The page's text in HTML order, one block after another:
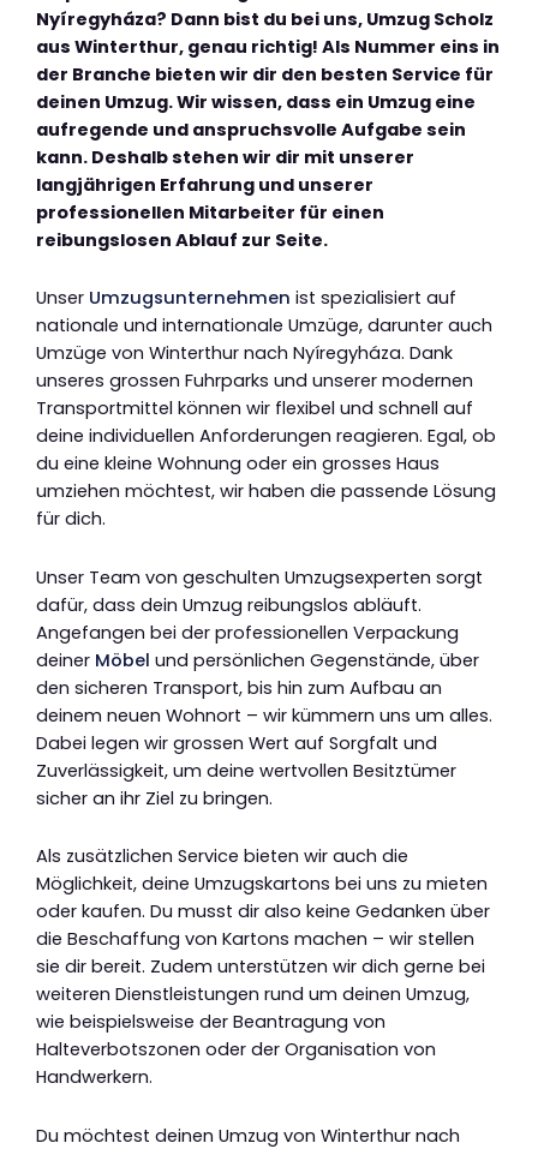
Nyíregyháza? Dann bist du bei uns, Umzug Scholz
aus Winterthur, genau richtig! Als Nummer eins in
der Branche bieten wir dir den besten Service für
deinen Umzug. Wir wissen, dass ein Umzug eine
aufregende und anspruchsvolle Aufgabe sein
kann. Deshalb stehen wir dir mit unserer
langjährigen Erfahrung und unserer
professionellen Mitarbeiter für einen
reibungslosen Ablauf zur Seite.
Unser Umzugsunternehmen ist spezialisiert auf
nationale und internationale Umzüge, darunter auch
Umzüge von Winterthur nach Nyíregyháza. Dank
unseres grossen Fuhrparks und unserer modernen
Transportmittel können wir flexibel und schnell auf
deine individuellen Anforderungen reagieren. Egal, ob
du eine kleine Wohnung oder ein grosses Haus
umziehen möchtest, wir haben die passende Lösung
für dich.
Unser Team von geschulten Umzugsexperten sorgt
dafür, dass dein Umzug reibungslos abläuft.
Angefangen bei der professionellen Verpackung
deiner Möbel und persönlichen Gegenstände, über
den sicheren Transport, bis hin zum Aufbau an
deinem neuen Wohnort – wir kümmern uns um alles.
Dabei legen wir grossen Wert auf Sorgfalt und
Zuverlässigkeit, um deine wertvollen Besitztümer
sicher an ihr Ziel zu bringen.
Als zusätzlichen Service bieten wir auch die
Möglichkeit, deine Umzugskartons bei uns zu mieten
oder kaufen. Du musst dir also keine Gedanken über
die Beschaffung von Kartons machen – wir stellen
sie dir bereit. Zudem unterstützen wir dich gerne bei
weiteren Dienstleistungen rund um deinen Umzug,
wie beispielsweise der Beantragung von
Halteverbotszonen oder der Organisation von
Handwerkern.
Du möchtest deinen Umzug von Winterthur nach